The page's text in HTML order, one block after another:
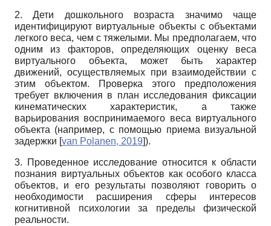
2. Дети дошкольного возраста значимо чаще
идентифицируют виртуальные объекты с объектами
легкого веса, чем с тяжелыми. Мы предполагаем, что
одним из факторов, определяющих оценку веса
виртуального объекта, может быть характер
движений, осуществляемых при взаимодействии с
этим объектом. Проверка этого предположения
требует включения в план исследования фиксации
кинематических характеристик, а также
варьирования воспринимаемого веса виртуального
объекта (например, с помощью приема визуальной
задержки [van Polanen, 2019]).
3. Проведенное исследование относится к области
познания виртуальных объектов как особого класса
объектов, и его результаты позволяют говорить о
необходимости расширения сферы интересов
когнитивной психологии за пределы физической
реальности.